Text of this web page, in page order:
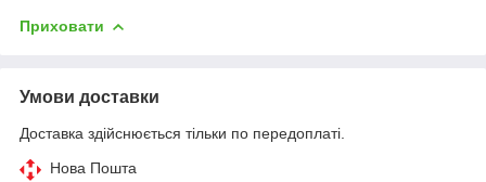
Приховати
Умови доставки
Доставка здійснюється тільки по передоплаті.
Нова Пошта